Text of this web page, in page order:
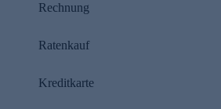
Rechnung
Ratenkauf
Kreditkarte